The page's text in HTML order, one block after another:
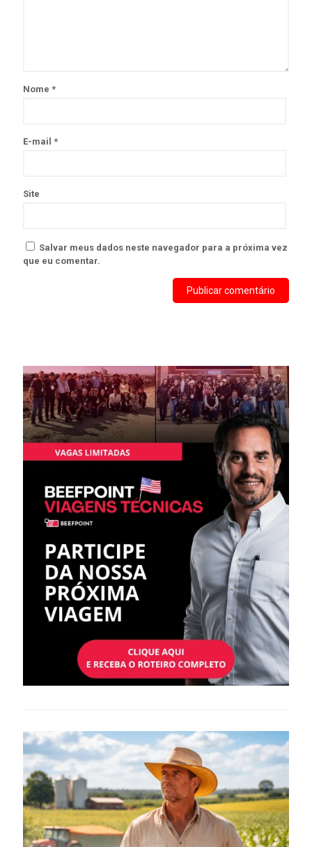
Nome *
E-mail *
Site
Salvar meus dados neste navegador para a próxima vez
que eu comentar.